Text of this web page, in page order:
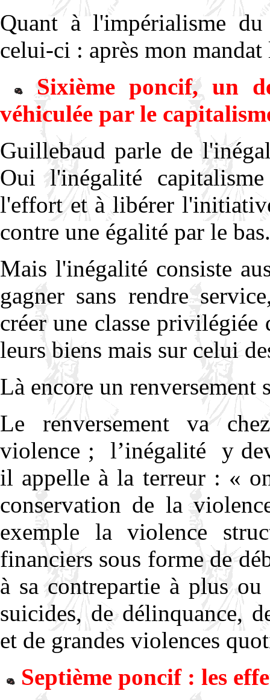
Quant à l'impérialisme
celui-ci : après mon
Sixième poncif, un
véhiculée par le
Guillebaud parle de
Oui l'inégalité
l'effort et à libérer
contre une égalité par le bas.
Mais l'inégalité consiste
gagner sans rendre
créer une classe privilégiée
leurs biens mais sur celui
Là encore un renversement
Le renversement va
violence ;
l’inégalité
y
il appelle à la terreur : «
conservation de la
exemple la violence
financiers sous forme de
à sa contrepartie à plus
suicides, de délinquance,
et de grandes violences
Septième poncif : les